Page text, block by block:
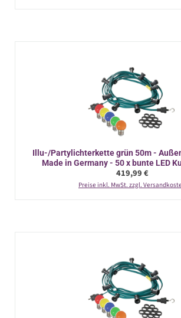
Illu-/Partylichterkette grün 50m -
Made in Germany - 50 x bunte LED
Regulärer Preis:
419,99 €
Preise inkl. MwSt. zzgl.